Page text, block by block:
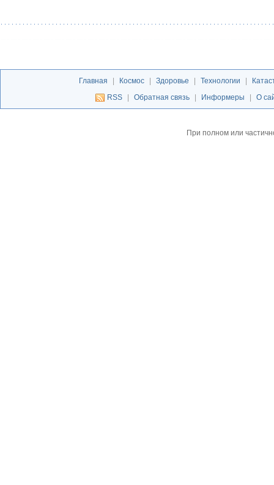
Главная | Космос | Здоровье | Технологии |
RSS
| Обратная связь | Информеры | О
При полном или